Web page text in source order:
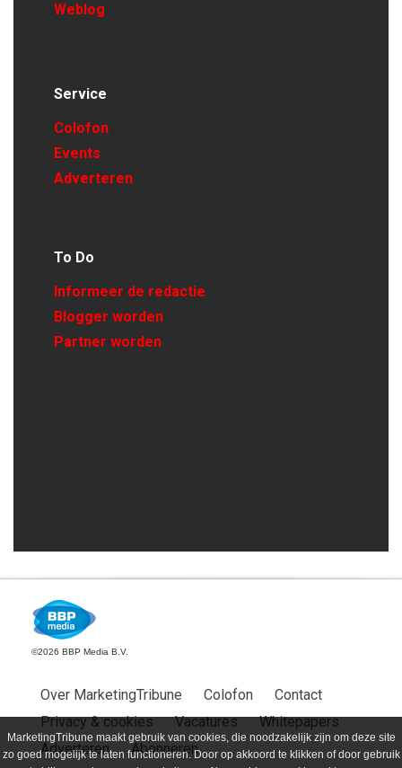
MarketingTribune maakt gebruik van cookies, die noodzakelijk zijn om deze site
zo goed mogelijk te laten functioneren. Door op akkoord te klikken of door gebruik
Weblog
Service
Colofon
Events
Adverteren
To Do
Informeer de redactie
Blogger worden
Partner worden
©2026 BBP Media B.V.
Over MarketingTribune Colofon
Contact
Privacy & cookies
Vacatures
Whitepapers
Adverteren
Abonneren